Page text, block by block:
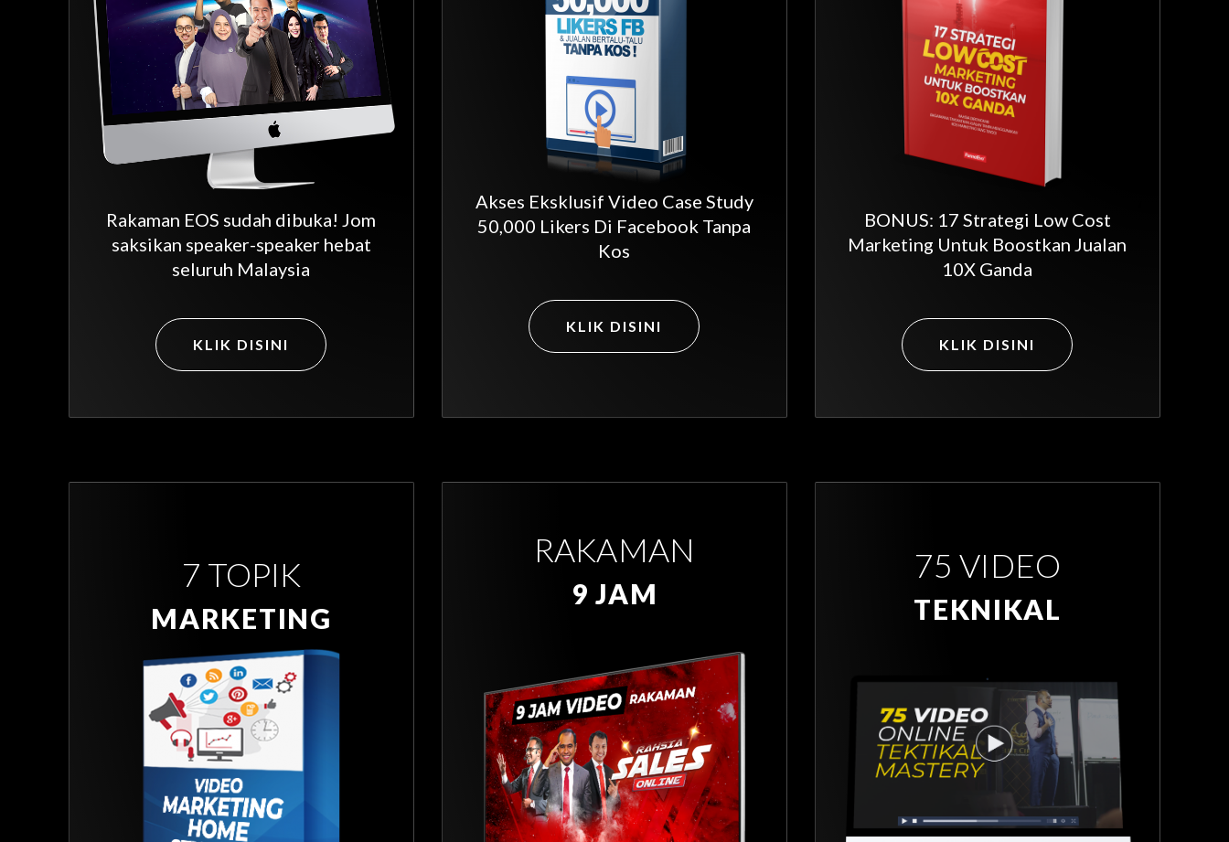
Rakaman EOS sudah dibuka! Jom
saksikan speaker-speaker hebat
seluruh Malaysia
KLIK DISINI
Akses Eksklusif Video Case Study
50,000 Likers Di Facebook Tanpa
Kos
KLIK DISINI
BONUS: 17 Strategi Low Cost
Marketing Untuk Boostkan Jualan
10X Ganda
KLIK DISINI
7 TOPIK
MARKETING
RAKAMAN
9 JAM
75 VIDEO
TEKNIKAL